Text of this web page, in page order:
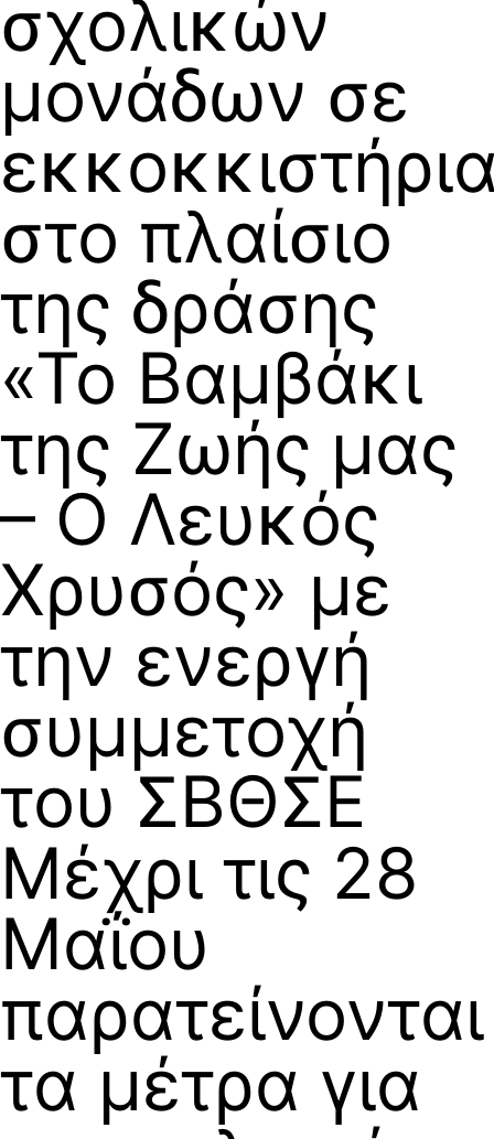
σχολικών
μονάδων σε
στο πλαίσιο
της δράσης
«Το Βαμβάκι
της Ζωής μας
– Ο Λευκός
Χρυσός» με
την ενεργή
συμμετοχή
του ΣΒΘΣΕ
Μέχρι τις 28
Μαΐου
παρατείνονται
τα μέτρα για